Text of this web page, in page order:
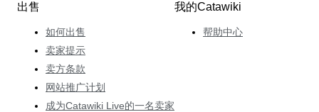
出售
如何出售
卖家提示
卖方条款
网站推广计划
成为Catawiki Live的一名卖家
我的Catawiki
帮助中心